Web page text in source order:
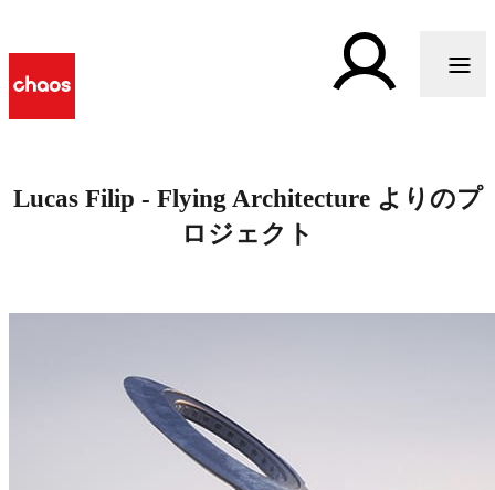
Lucas Filip - Flying Architecture よりのプ
ロジェクト